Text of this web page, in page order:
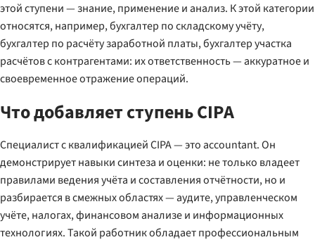
этой ступени — знание, применение и анализ. К этой категории
относятся, например, бухгалтер по складскому учёту,
бухгалтер по расчёту заработной платы, бухгалтер участка
расчётов с контрагентами: их ответственность — аккуратное и
своевременное отражение операций.
Что добавляет ступень CIPA
Специалист с квалификацией CIPA — это accountant. Он
демонстрирует навыки синтеза и оценки: не только владеет
правилами ведения учёта и составления отчётности, но и
разбирается в смежных областях — аудите, управленческом
учёте, налогах, финансовом анализе и информационных
технологиях. Такой работник обладает профессиональным